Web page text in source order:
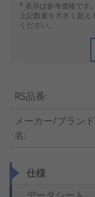
* 表示は参考価格です
上記数量を大きく超え
ください。
RS品番:
メーカー/ブランド
名:
仕様